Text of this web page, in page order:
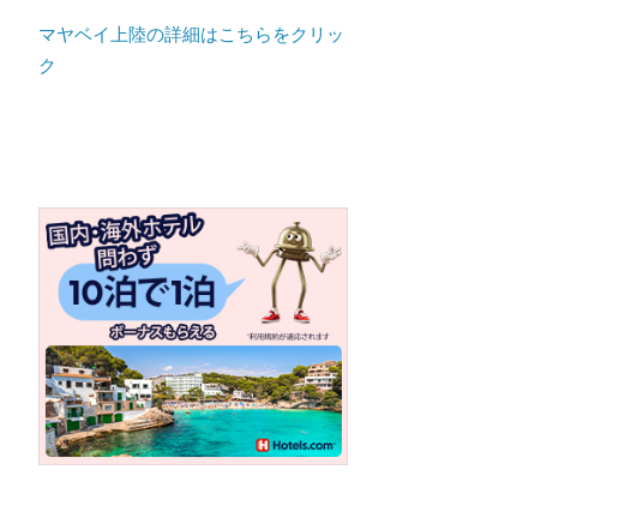
ど、
ロ
目
つ、
プ
ー
ケ
ッ
マヤベイ上陸の詳細はこちらをクリッ
ク